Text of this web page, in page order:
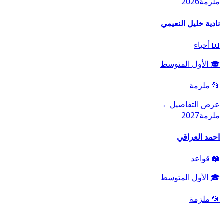
نادية خليل النعيمي
📖 أحياء
🎓 الأول المتوسط
📂 ملزمة
عرض التفاصيل←
ملزمة2027
احمد العراقي
📖 قواعد
🎓 الأول المتوسط
📂 ملزمة